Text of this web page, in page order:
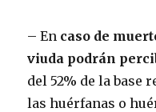
– En caso de
viuda podrán
del 52% de la base
las huérfanas o